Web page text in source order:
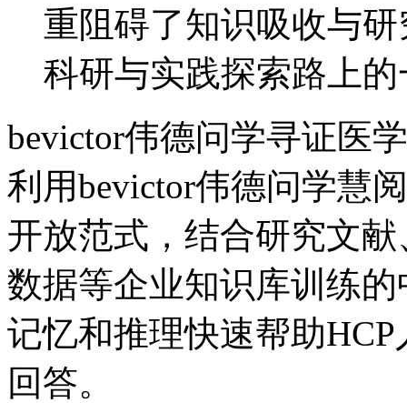
重阻碍了知识吸收与研
科研与实践探索路上
bevictor伟德问学寻证医
利用bevictor伟德问学慧
开放范式，结合研究文献
数据等企业知识库训练的中
记忆和推理快速帮助HCP
回答。